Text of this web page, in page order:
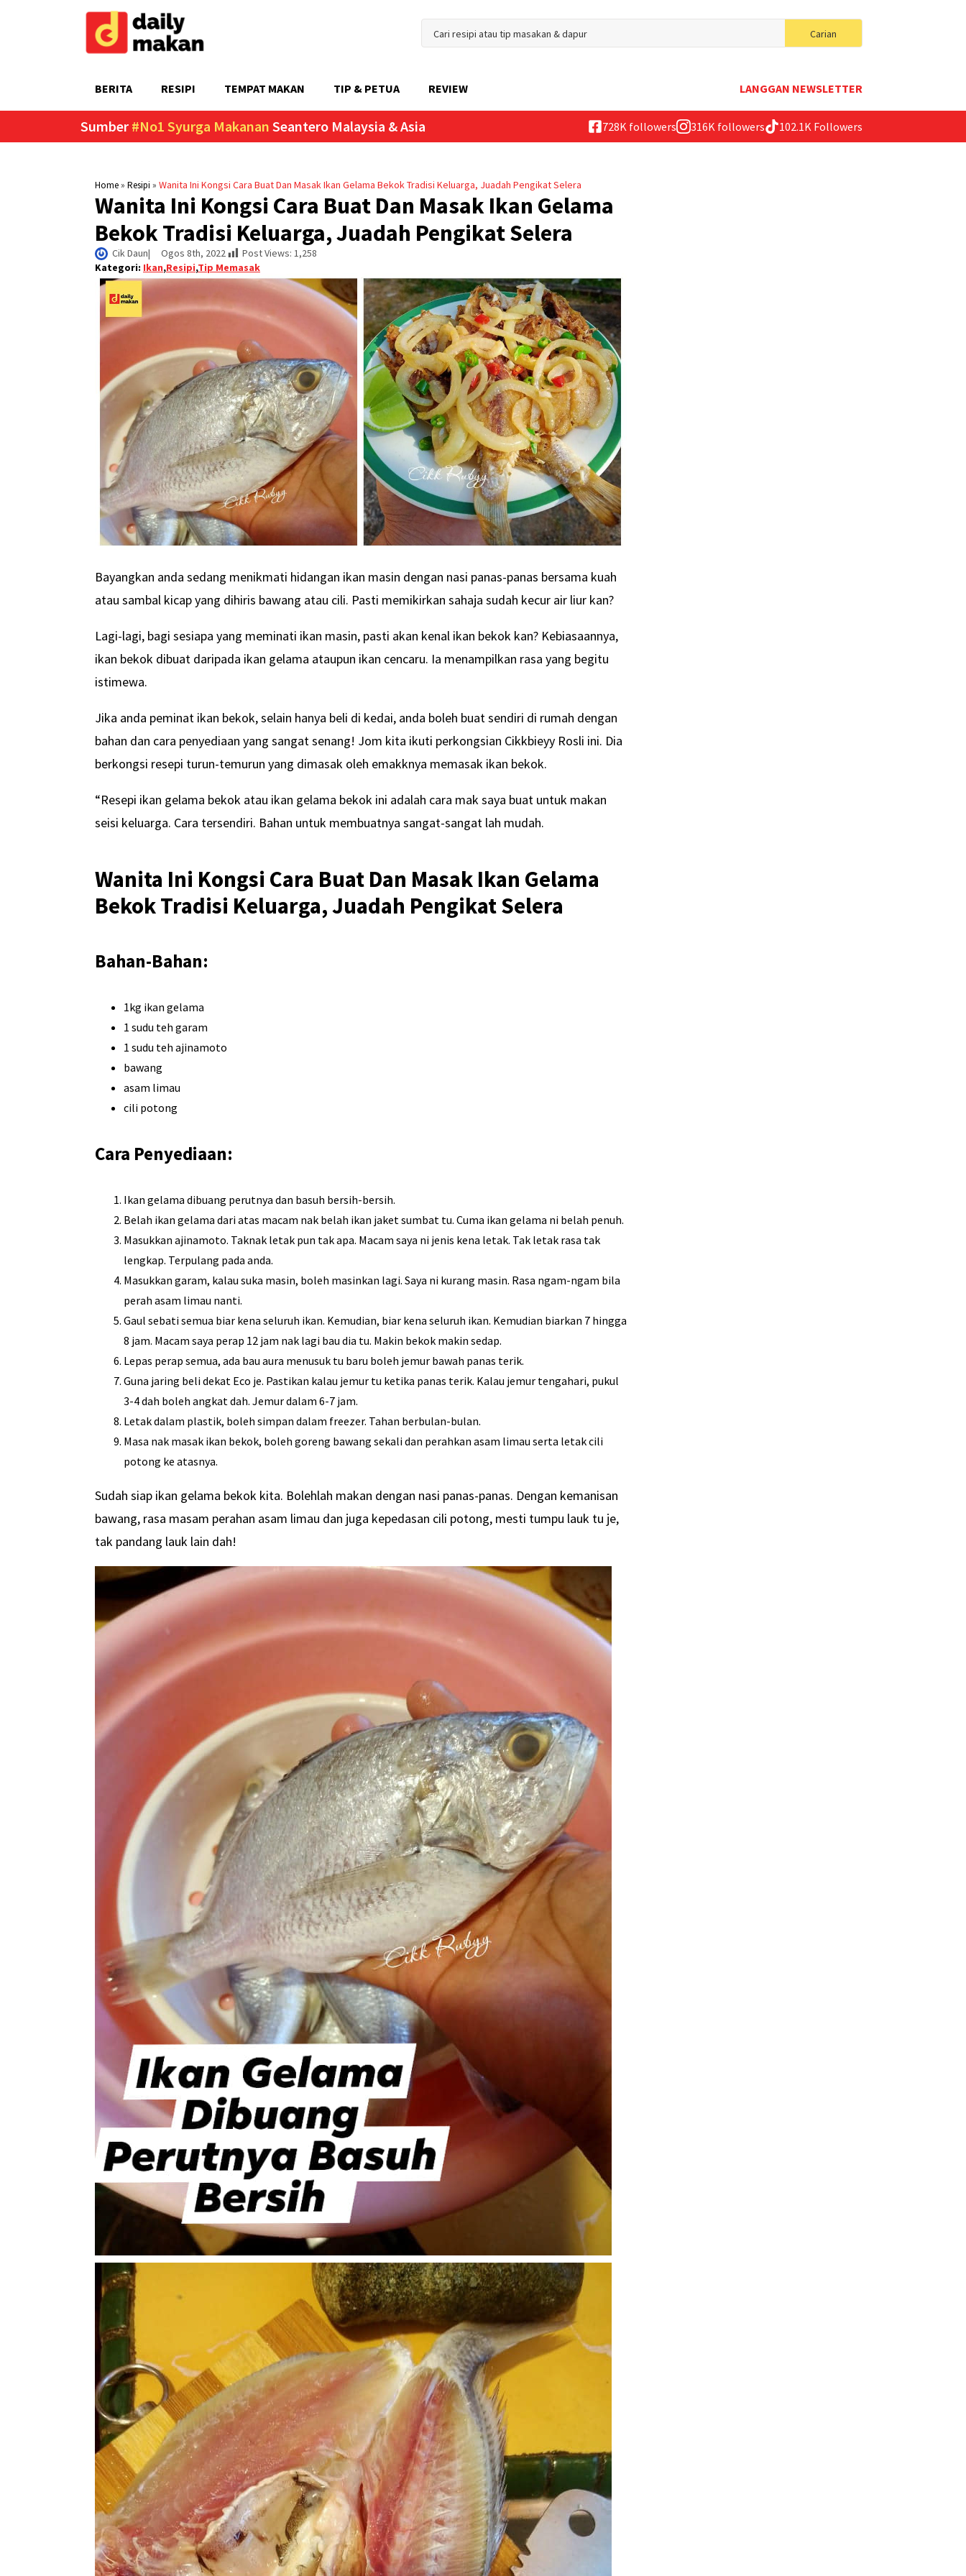
Carian
for:
BERITA RESIPI TEMPAT MAKAN TIP & PETUA REVIEW LANGGAN NEWSLETTER
Sumber #No1 Syurga Makanan Seantero Malaysia & Asia 728K followers 316K followers 102.1K Followers
Home» Resipi » Wanita Ini Kongsi Cara Buat Dan Masak Ikan Gelama Bekok Tradisi Keluarga, Juadah Pengikat Selera
Wanita Ini Kongsi Cara Buat Dan Masak Ikan Gelama
Bekok Tradisi Keluarga, Juadah Pengikat Selera
Cik Daun| Ogos 8th, 2022 Post Views: 1,258
Kategori: Ikan,Resipi,Tip Memasak
Bayangkan anda sedang menikmati hidangan ikan masin dengan nasi panas-panas bersama kuah
atau sambal kicap yang dihiris bawang atau cili. Pasti memikirkan sahaja sudah kecur air liur kan?
Lagi-lagi, bagi sesiapa yang meminati ikan masin, pasti akan kenal ikan bekok kan? Kebiasaannya,
ikan bekok dibuat daripada ikan gelama ataupun ikan cencaru. Ia menampilkan rasa yang begitu
istimewa.
Jika anda peminat ikan bekok, selain hanya beli di kedai, anda boleh buat sendiri di rumah dengan
bahan dan cara penyediaan yang sangat senang! Jom kita ikuti perkongsian Cikkbieyy Rosli ini. Dia
berkongsi resepi turun-temurun yang dimasak oleh emakknya memasak ikan bekok.
“Resepi ikan gelama bekok atau ikan gelama bekok ini adalah cara mak saya buat untuk makan
seisi keluarga. Cara tersendiri. Bahan untuk membuatnya sangat-sangat lah mudah.
Wanita Ini Kongsi Cara Buat Dan Masak Ikan Gelama
Bekok Tradisi Keluarga, Juadah Pengikat Selera
Bahan-Bahan:
1kg ikan gelama
1 sudu teh garam
1 sudu teh ajinamoto
bawang
asam limau
cili potong
Cara Penyediaan:
Ikan gelama dibuang perutnya dan basuh bersih-bersih.
Belah ikan gelama dari atas macam nak belah ikan jaket sumbat tu. Cuma ikan gelama ni belah penuh.
Masukkan ajinamoto. Taknak letak pun tak apa. Macam saya ni jenis kena letak. Tak letak rasa tak
lengkap. Terpulang pada anda.
Masukkan garam, kalau suka masin, boleh masinkan lagi. Saya ni kurang masin. Rasa ngam-ngam bila
perah asam limau nanti.
Gaul sebati semua biar kena seluruh ikan. Kemudian, biar kena seluruh ikan. Kemudian biarkan 7 hingga
8 jam. Macam saya perap 12 jam nak lagi bau dia tu. Makin bekok makin sedap.
Lepas perap semua, ada bau aura menusuk tu baru boleh jemur bawah panas terik.
Guna jaring beli dekat Eco je. Pastikan kalau jemur tu ketika panas terik. Kalau jemur tengahari, pukul
3-4 dah boleh angkat dah. Jemur dalam 6-7 jam.
Letak dalam plastik, boleh simpan dalam freezer. Tahan berbulan-bulan.
Masa nak masak ikan bekok, boleh goreng bawang sekali dan perahkan asam limau serta letak cili
potong ke atasnya.
Sudah siap ikan gelama bekok kita. Bolehlah makan dengan nasi panas-panas. Dengan kemanisan
bawang, rasa masam perahan asam limau dan juga kepedasan cili potong, mesti tumpu lauk tu je,
tak pandang lauk lain dah!